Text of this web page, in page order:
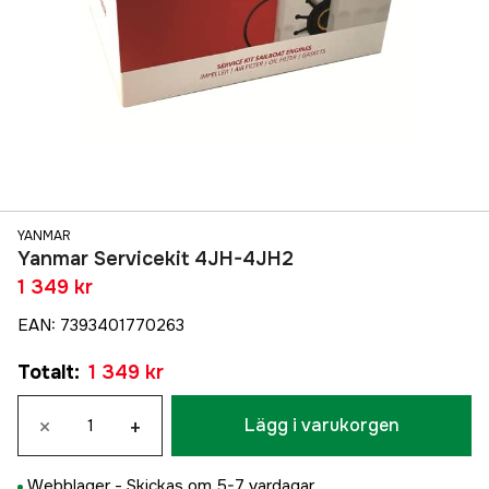
YANMAR
Yanmar Servicekit 4JH-4JH2
1 349 kr
EAN: 7393401770263
Totalt: 1 349 kr
× + Lägg i varukorgen